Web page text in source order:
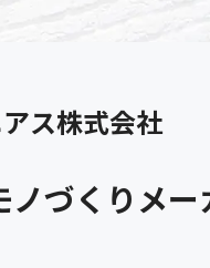
ス株式会社
ノづくりメ